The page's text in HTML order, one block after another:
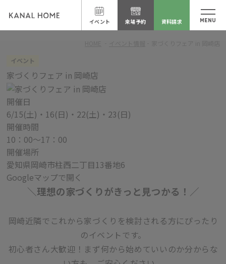
イベント 来場予約 資料請求
イベント
家づくりフェア in 岡崎店
開催日
6/15(土)・16(日)・22(土)・23(日)
開催時間
10：00～17：00
開催場所
愛知県岡崎市柱西二丁目13番地6
Googleマップで開く
＼理想の家づくりがきっと見つかる！／
岡崎近隣でこれから家づくりを検討される方にぴったり
のイベントです。
初心者さん大歓迎！まず何から始めていいのか分からな